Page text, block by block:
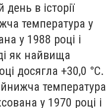
в історії
температура у
у 1988 році і
як найвища
досягла +30,0 °С.
температура
у 1970 році і